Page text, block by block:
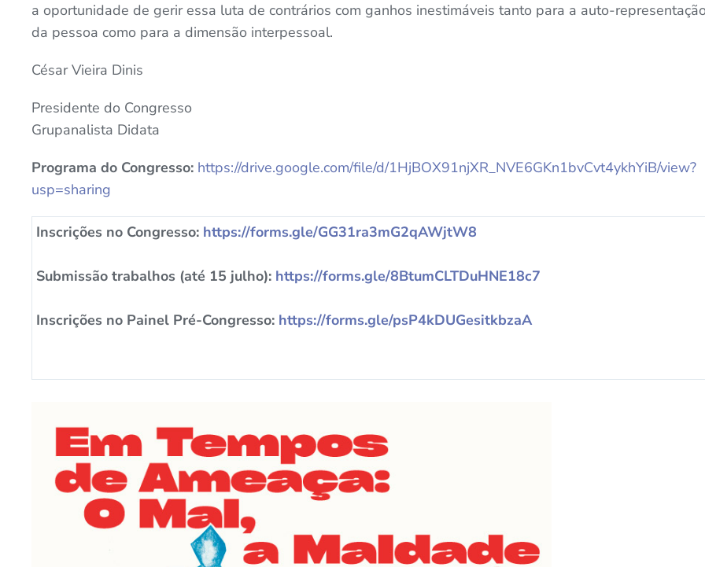
a oportunidade de gerir essa luta de contrários com ganhos inestimáveis tanto para a auto-
da pessoa como para a dimensão interpessoal.
César Vieira Dinis
Presidente do Congresso
Grupanalista Didata
Programa do Congresso: https://drive.google.com/file/d/1HjBOX91njXR_NVE6GKn1bvCvt4ykhYiB/view?
usp=sharing
Inscrições no Congresso: https://forms.gle/GG31ra3mG2qAWjtW8
Submissão trabalhos (até 15 julho): https://forms.gle/8BtumCLTDuHNE18c7
Inscrições no Painel Pré-Congresso: https://forms.gle/psP4kDUGesitkbzaA